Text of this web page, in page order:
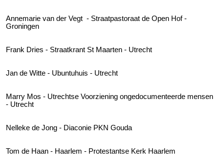
Annemarie van der Vegt - Straatpastoraat de Open Hof -
Groningen
Frank Dries - Straatkrant St Maarten - Utrecht
Jan de Witte - Ubuntuhuis - Utrecht
Marry Mos - Utrechtse Voorziening ongedocumenteerde mensen
- Utrecht
Nelleke de Jong - Diaconie PKN Gouda
Tom de Haan - Haarlem - Protestantse Kerk Haarlem